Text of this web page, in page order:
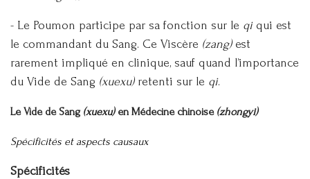
- Le Poumon participe par sa fonction sur le qiqui est
le commandant du Sang. Ce Viscère (zang)est
rarement impliqué en clinique, sauf quand l’importance
du Vide de Sang (xuexu)retenti sur le qi.
Le Vide de Sang (xuexu)en Médecine chinoise (zhongyi)
Spécificités et aspects causaux
Spécificités